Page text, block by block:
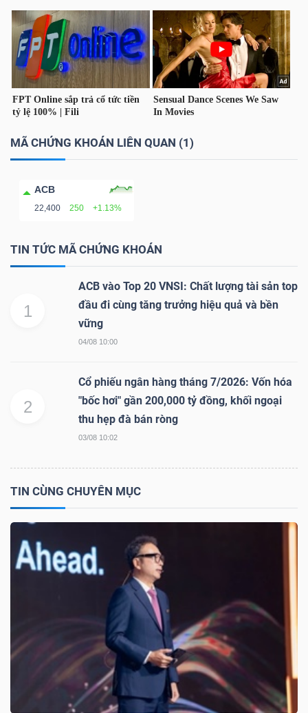
MÃ CHỨNG KHOÁN LIÊN QUAN (1)
ACB
22,400 250 +1.13%
TIN TỨC MÃ CHỨNG KHOÁN
1
ACB vào Top 20 VNSI: Chất lượng tài sản top
đầu đi cùng tăng trưởng hiệu quả và bền
vững
04/08 10:00
2
Cổ phiếu ngân hàng tháng 7/2026: Vốn hóa
"bốc hơi" gần 200,000 tỷ đồng, khối ngoại
thu hẹp đà bán ròng
03/08 10:02
TIN CÙNG CHUYÊN MỤC
TÀI
CHÍNH
CÁ
NHÂN
VIETSTOCKFINANCE
CỔ
PHIẾU
PHIẾU